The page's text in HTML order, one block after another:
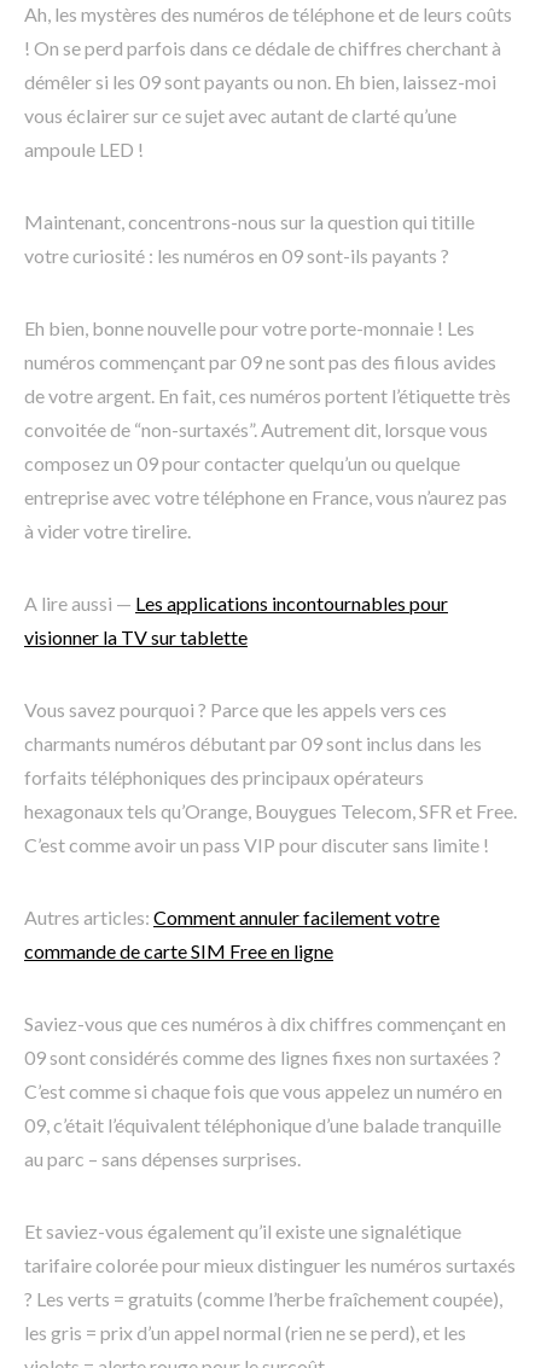
Ah, les mystères des numéros de téléphone et de leurs coûts
! On se perd parfois dans ce dédale de chiffres cherchant à
démêler si les 09 sont payants ou non. Eh bien, laissez-moi
vous éclairer sur ce sujet avec autant de clarté qu’une
ampoule LED !
Maintenant, concentrons-nous sur la question qui titille
votre curiosité : les numéros en 09 sont-ils payants ?
Eh bien, bonne nouvelle pour votre porte-monnaie ! Les
numéros commençant par 09 ne sont pas des filous avides
de votre argent. En fait, ces numéros portent l’étiquette très
convoitée de “non-surtaxés”. Autrement dit, lorsque vous
composez un 09 pour contacter quelqu’un ou quelque
entreprise avec votre téléphone en France, vous n’aurez pas
à vider votre tirelire.
A lire aussi — Les applications incontournables pour
visionner la TV sur tablette
Vous savez pourquoi ? Parce que les appels vers ces
charmants numéros débutant par 09 sont inclus dans les
forfaits téléphoniques des principaux opérateurs
hexagonaux tels qu’Orange, Bouygues Telecom, SFR et Free.
C’est comme avoir un pass VIP pour discuter sans limite !
Autres articles: Comment annuler facilement votre
commande de carte SIM Free en ligne
Saviez-vous que ces numéros à dix chiffres commençant en
09 sont considérés comme des lignes fixes non surtaxées ?
C’est comme si chaque fois que vous appelez un numéro en
09, c’était l’équivalent téléphonique d’une balade tranquille
au parc – sans dépenses surprises.
Et saviez-vous également qu’il existe une signalétique
tarifaire colorée pour mieux distinguer les numéros surtaxés
? Les verts = gratuits (comme l’herbe fraîchement coupée),
les gris = prix d’un appel normal (rien ne se perd), et les